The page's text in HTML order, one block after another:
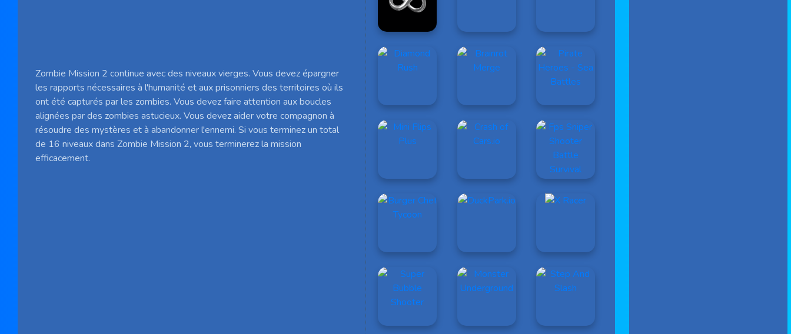
Zombie Mission 2 continue avec des niveaux vierges. Vous devez épargner
les rapports nécessaires à l'humanité et aux prisonniers des territoires où ils
ont été capturés par les zombies. Vous devez faire attention aux boucles
alignées par des zombies astucieux. Vous devez aider votre compagnon à
résoudre des mystères et à abandonner l'ennemi. Si vous terminez un total
de 16 niveaux dans Zombie Mission 2, vous terminerez la mission
efficacement.